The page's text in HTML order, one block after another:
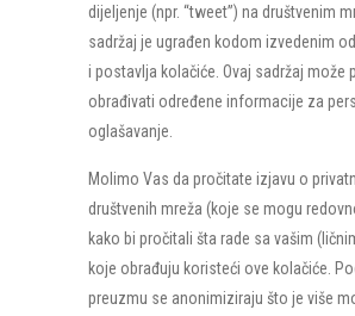
dijeljenje (npr. “tweet”) na društvenim
sadržaj je ugrađen kodom izvedenim
i postavlja kolačiće. Ovaj sadržaj može
obrađivati određene informacije za
oglašavanje.
Molimo Vas da pročitate izjavu o
društvenih mreža (koje se mogu
kako bi pročitali šta rade sa vašim
koje obrađuju koristeći ove kolačiće.
preuzmu se anonimiziraju što je više